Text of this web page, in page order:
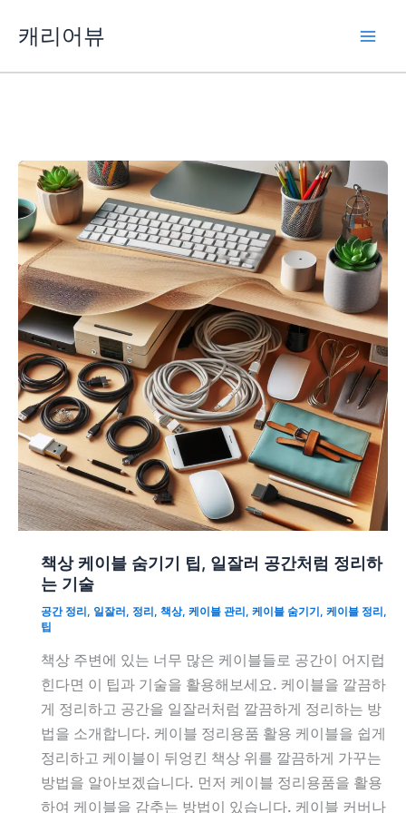
캐리어뷰
책상 케이블 숨기기 팁, 일잘러 공간처럼 정리하
는 기술
공간 정리 , 일잘러 , 정리 , 책상, 케이블 관리 , 케이블 숨기기 , 케이블 정리 ,
팁
책상 주변에 있는 너무 많은 케이블들로 공간이 어지럽
힌다면 이 팁과 기술을 활용해보세요. 케이블을 깔끔하
게 정리하고 공간을 일잘러처럼 깔끔하게 정리하는 방
법을 소개합니다. 케이블 정리용품 활용 케이블을 쉽게
정리하고 케이블이 뒤엉킨 책상 위를 깔끔하게 가꾸는
방법을 알아보겠습니다. 먼저 케이블 정리용품을 활용
하여 케이블을 감추는 방법이 있습니다. 케이블 커버나